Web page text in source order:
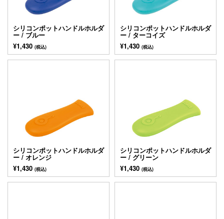
シリコンポットハンドルホルダ
ー / ブルー
¥1,430 (税込)
シリコンポットハンドルホルダ
ー / ターコイズ
¥1,430 (税込)
シリコンポットハンドルホルダ
ー / オレンジ
¥1,430 (税込)
シリコンポットハンドルホルダ
ー / グリーン
¥1,430 (税込)